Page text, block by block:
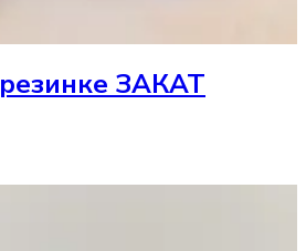
ЗАКАТ